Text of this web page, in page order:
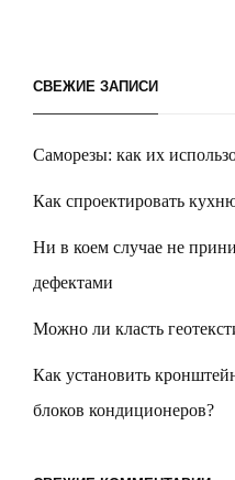
СВЕЖИЕ ЗАПИСИ
Саморезы: как их
Как спроектировать
Ни в коем случае не
дефектами
Можно ли класть
Как установить
блоков кондиционеров?